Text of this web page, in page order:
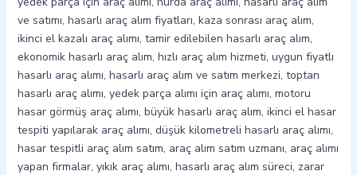
ve satımı, hasarlı araç alım fiyatları, kaza sonrası araç alım,
ikinci el kazalı araç alımı, tamir edilebilen hasarlı araç alım,
ekonomik hasarlı araç alım, hızlı araç alım hizmeti, uygun fiyatlı
hasarlı araç alımı, hasarlı araç alım ve satım merkezi, toptan
hasarlı araç alımı, yedek parça alımı için araç alımı, motoru
hasar görmüş araç alımı, büyük hasarlı araç alım, ikinci el hasar
tespiti yapılarak araç alımı, düşük kilometreli hasarlı araç alımı,
hasar tespitli araç alım satım, araç alım satım uzmanı, araç alımı
yapan firmalar, yıkık araç alımı, hasarlı araç alım süreci, zarar